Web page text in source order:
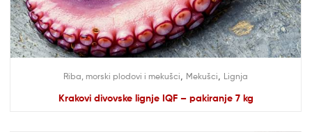
Riba, morski plodovi i mekušci Mekušci Lignja
Krakovi divovske lignje IQF – pakiranje 7 kg